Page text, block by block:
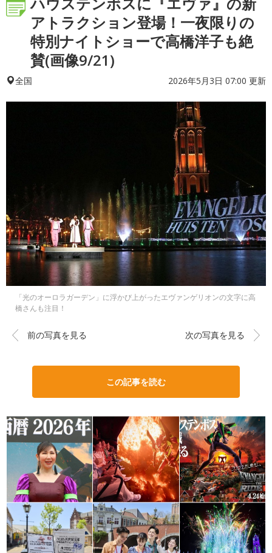
アトラクション登場！一夜限りの
特別ナイトショーで高橋洋子も絶
賛(画像9/21)
全国 2026年5月3日 07:00 更新
「光のオーロラガーデン」に浮かび上がったエヴァンゲリオンの文字に高
橋さんも注目！
前の写真を見る 次の写真を見る
この記事を読む